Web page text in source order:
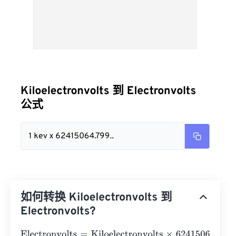
Kiloelectronvolts 到 Electronvolts
公式
1 kev x 62415064.799..
如何转换 Kiloelectronvolts 到
Electronvolts?